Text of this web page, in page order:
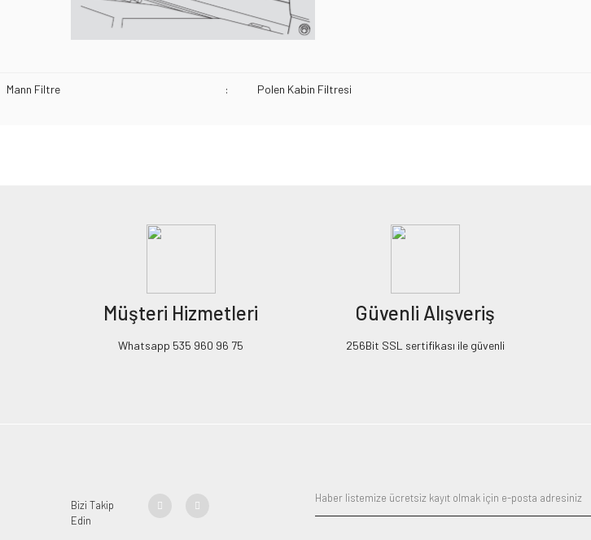
Mann Filtre : Polen Kabin Filtresi
Müşteri Hizmetleri
Whatsapp 535 960 96 75
Güvenli Alışveriş
256Bit SSL sertifikası ile güvenli
Bizi Takip
Edin